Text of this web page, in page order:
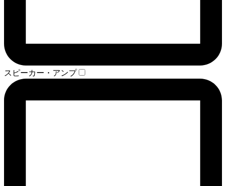
スピーカー・アンプ